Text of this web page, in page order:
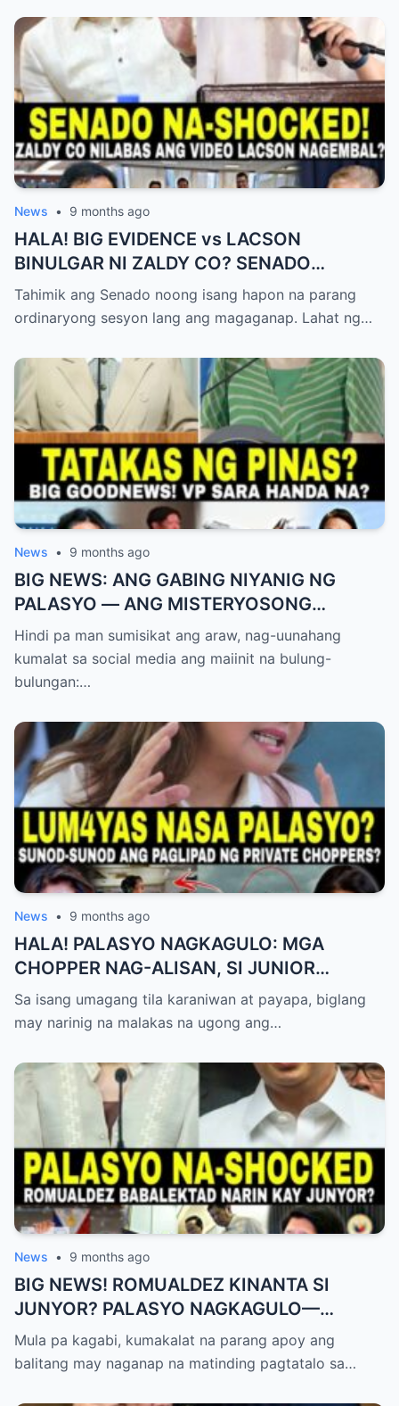
News • 9 months ago
HALA! BIG EVIDENCE vs LACSON
BINULGAR NI ZALDY CO? SENADO
NASHOCK SA SIKRETO NA KINABAHAN
PAti SI SOTTO!
Tahimik ang Senado noong isang hapon na parang
ordinaryong sesyon lang ang magaganap. Lahat ng…
News • 9 months ago
BIG NEWS: ANG GABING NIYANIG NG
PALASYO — ANG MISTERYOSONG
PAGLIPAD NG ISANG JUNYOR AT ANG
DUMULOG NA LIHIM NINA PINGKY AT
KLER
Hindi pa man sumisikat ang araw, nag-uunahang
kumalat sa social media ang maiinit na bulung-
bulungan:…
News • 9 months ago
HALA! PALASYO NAGKAGULO: MGA
CHOPPER NAG-ALISAN, SI JUNIOR
NAGHAHAKOT?!
Sa isang umagang tila karaniwan at payapa, biglang
may narinig na malakas na ugong ang…
News • 9 months ago
BIG NEWS! ROMUALDEZ KINANTA SI
JUNYOR? PALASYO NAGKAGULO—
OMBUDSMAN NA-SHOCKED?
Mula pa kagabi, kumakalat na parang apoy ang
balitang may naganap na matinding pagtatalo sa…